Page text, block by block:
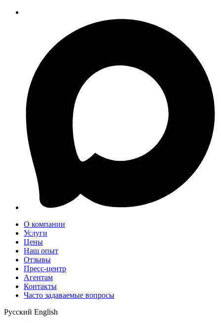
О компании
Услуги
Цены
Наш опыт
Отзывы
Пресс-центр
Агентам
Контакты
Часто задаваемые вопросы
Русский English